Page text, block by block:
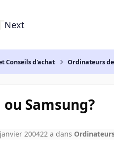
Next
Conseils d'achat Ordinateurs
Samsung?
200422 a dans